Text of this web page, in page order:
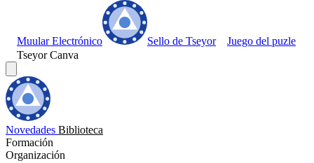
Muular Electrónico Sello de Tseyor
Juego del puzle
Tseyor Canva
Novedades Biblioteca
Formación
Organización